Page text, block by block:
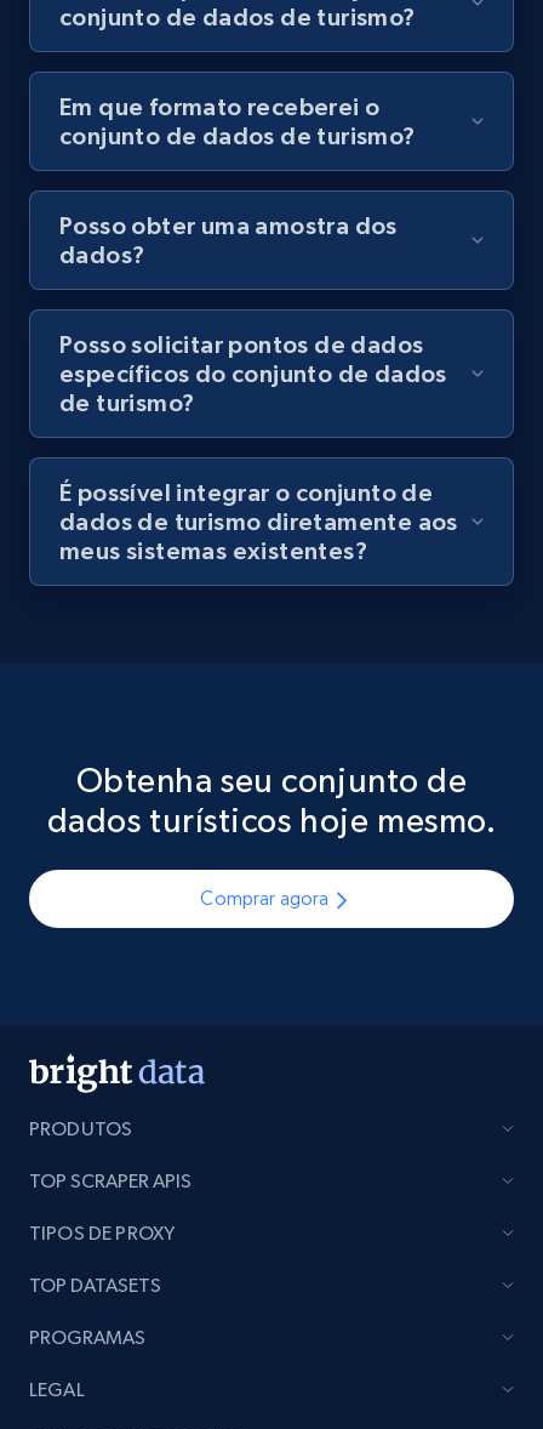
conjunto de dados de turismo?
Em que formato receberei o
conjunto de dados de turismo?
Posso obter uma amostra dos
dados?
Posso solicitar pontos de dados
específicos do conjunto de dados
de turismo?
É possível integrar o conjunto de
dados de turismo diretamente aos
meus sistemas existentes?
Obtenha seu conjunto de
dados turísticos hoje mesmo.
Comprar agora
PRODUTOS
TOP SCRAPER APIS
TIPOS DE PROXY
TOP DATASETS
PROGRAMAS
LEGAL